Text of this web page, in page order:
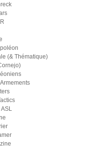
(& Thématique)